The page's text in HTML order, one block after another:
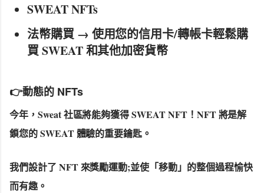
SWEAT NFTs
法幣購買 → 使用您的信用卡/轉帳卡輕鬆購
買 SWEAT 和其他加密貨幣
👉動態的 NFTs
今年，Sweat 社區將能夠獲得 SWEAT NFT！NFT 將是解
鎖您的 SWEAT 體驗的重要鑰匙。
我們設計了 NFT 來獎勵運動;並使「移動」的整個過程愉快
而有趣。